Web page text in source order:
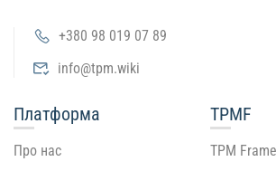
+380 98 019 07 89
info@tpm.wiki
Платформа
Про нас
TPMF
TPM